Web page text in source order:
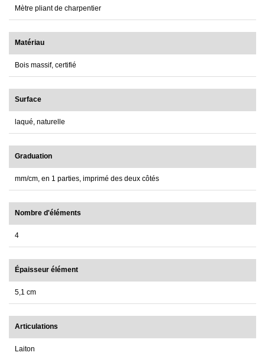
Mètre pliant de charpentier
Matériau
Bois massif, certifié
Surface
laqué, naturelle
Graduation
mm/cm, en 1 parties, imprimé des deux côtés
Nombre d'éléments
4
Épaisseur élément
5,1 cm
Articulations
Laiton